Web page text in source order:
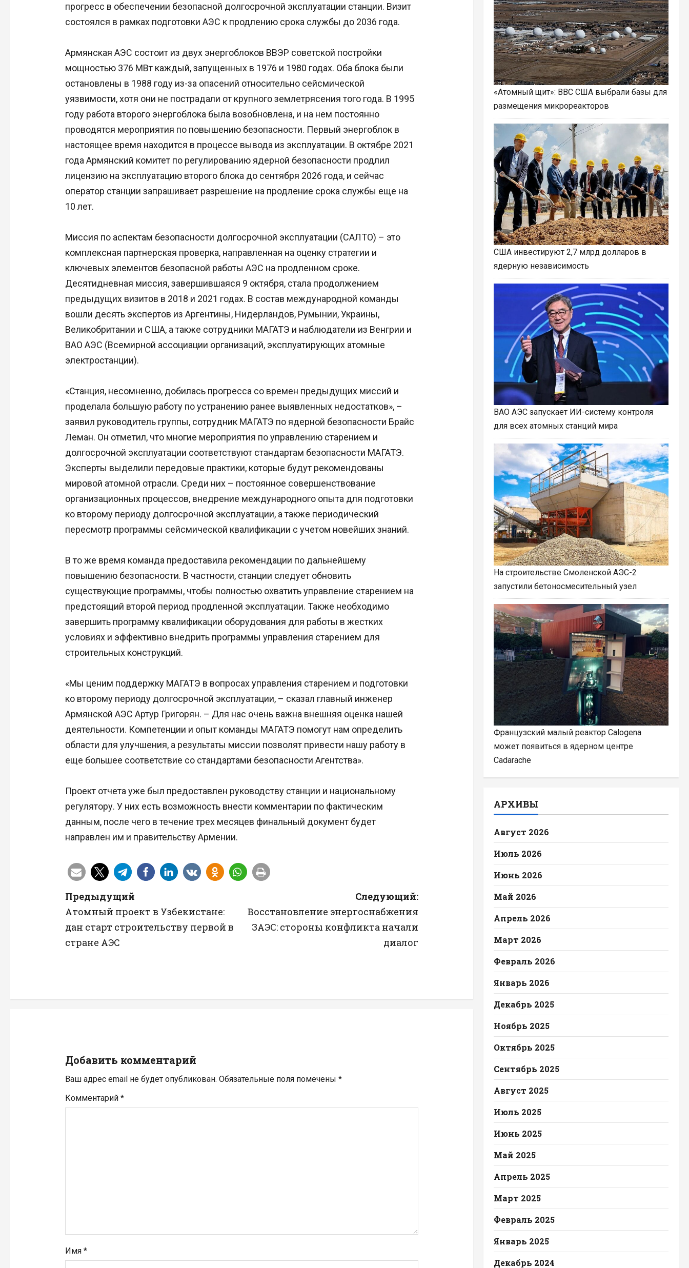
прогресс в обеспечении безопасной долгосрочной эксплуатации станции. Визит
состоялся в рамках подготовки АЭС к продлению срока службы до 2036 года.
Армянская АЭС состоит из двух энергоблоков ВВЭР советской постройки
мощностью 376 МВт каждый, запущенных в 1976 и 1980 годах. Оба блока были
остановлены в 1988 году из-за опасений относительно сейсмической
уязвимости, хотя они не пострадали от крупного землетрясения того года. В 1995
году работа второго энергоблока была возобновлена, и на нем постоянно
проводятся мероприятия по повышению безопасности. Первый энергоблок в
настоящее время находится в процессе вывода из эксплуатации. В октябре 2021
года Армянский комитет по регулированию ядерной безопасности продлил
лицензию на эксплуатацию второго блока до сентября 2026 года, и сейчас
оператор станции запрашивает разрешение на продление срока службы еще на
10 лет.
Миссия по аспектам безопасности долгосрочной эксплуатации (САЛТО) – это
комплексная партнерская проверка, направленная на оценку стратегии и
ключевых элементов безопасной работы АЭС на продленном сроке.
Десятидневная миссия, завершившаяся 9 октября, стала продолжением
предыдущих визитов в 2018 и 2021 годах. В состав международной команды
вошли десять экспертов из Аргентины, Нидерландов, Румынии, Украины,
Великобритании и США, а также сотрудники МАГАТЭ и наблюдатели из Венгрии и
ВАО АЭС (Всемирной ассоциации организаций, эксплуатирующих атомные
электростанции).
«Станция, несомненно, добилась прогресса со времен предыдущих миссий и
проделала большую работу по устранению ранее выявленных недостатков», –
заявил руководитель группы, сотрудник МАГАТЭ по ядерной безопасности Брайс
Леман. Он отметил, что многие мероприятия по управлению старением и
долгосрочной эксплуатации соответствуют стандартам безопасности МАГАТЭ.
Эксперты выделили передовые практики, которые будут рекомендованы
мировой атомной отрасли. Среди них – постоянное совершенствование
организационных процессов, внедрение международного опыта для подготовки
ко второму периоду долгосрочной эксплуатации, а также периодический
пересмотр программы сейсмической квалификации с учетом новейших знаний.
В то же время команда предоставила рекомендации по дальнейшему
повышению безопасности. В частности, станции следует обновить
существующие программы, чтобы полностью охватить управление старением на
предстоящий второй период продленной эксплуатации. Также необходимо
завершить программу квалификации оборудования для работы в жестких
условиях и эффективно внедрить программы управления старением для
строительных конструкций.
«Мы ценим поддержку МАГАТЭ в вопросах управления старением и подготовки
ко второму периоду долгосрочной эксплуатации, – сказал главный инженер
Армянской АЭС Артур Григорян. – Для нас очень важна внешняя оценка нашей
деятельности. Компетенции и опыт команды МАГАТЭ помогут нам определить
области для улучшения, а результаты миссии позволят привести нашу работу в
еще большее соответствие со стандартами безопасности Агентства».
Проект отчета уже был предоставлен руководству станции и национальному
регулятору. У них есть возможность внести комментарии по фактическим
данным, после чего в течение трех месяцев финальный документ будет
направлен им и правительству Армении.
Н
а
в
а
я
п
о
я
Предыдущий
Атомный проект в Узбекистане:
дан старт строительству первой в
стране АЭС
Следующий:
Восстановление энергоснабжения
ЗАЭС: стороны конфликта начали
диалог
Добавить комментарий
Ваш адрес email не будет опубликован. Обязательные поля помечены *
Комментарий *
Имя *
«Атомный щит»: ВВС США выбрали базы для
размещения микрореакторов
США инвестируют 2,7 млрд долларов в
ядерную независимость
ВАО АЭС запускает ИИ-систему контроля
для всех атомных станций мира
На строительстве Смоленской АЭС-2
запустили бетоносмесительный узел
Французский малый реактор Calogena
может появиться в ядерном центре
Cadarache
АРХИВЫ
Август 2026
Июль 2026
Июнь 2026
Май 2026
Апрель 2026
Март 2026
Февраль 2026
Январь 2026
Декабрь 2025
Ноябрь 2025
Октябрь 2025
Сентябрь 2025
Август 2025
Июль 2025
Июнь 2025
Май 2025
Апрель 2025
Март 2025
Февраль 2025
Январь 2025
Декабрь 2024